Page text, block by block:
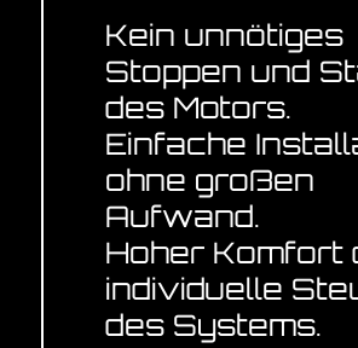
Kein unnötiges
Stoppen und
des Motors.
Einfache
ohne großen
Aufwand.
Hoher Komfort
individuelle
des Systems.